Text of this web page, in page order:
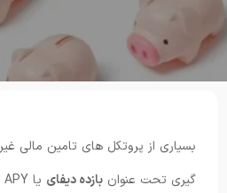
گیری تحت عنوان بازده دیفای